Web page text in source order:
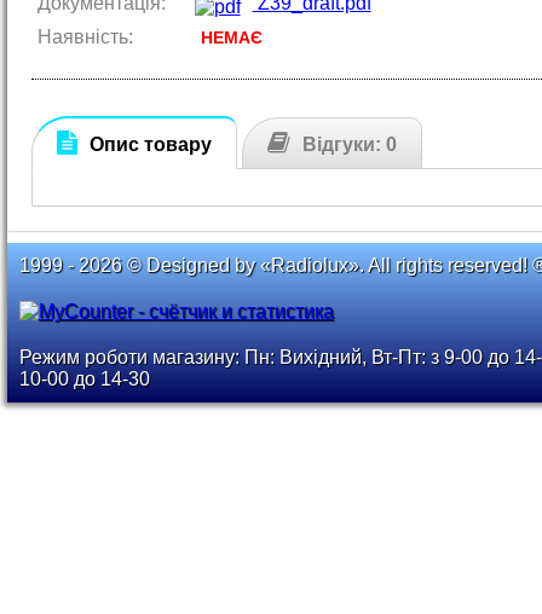
Наявність:
НЕМАЄ
Опис товару Відгуки: 0
1999 - 2026 © Designed by «Radiolux». All rights reserved!
Режим роботи магазину: Пн: Вихідний, Вт-Пт: з 9-00 до
10-00 до 14-30